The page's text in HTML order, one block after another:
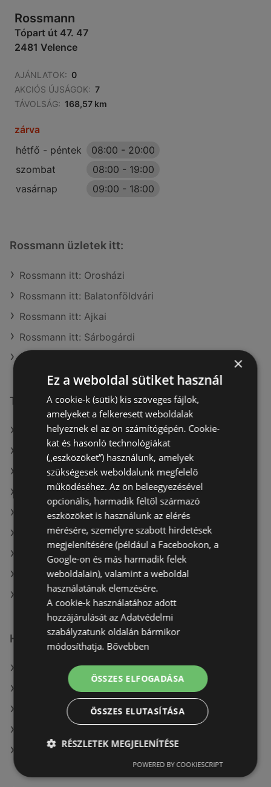
Rossmann
Tópart út 47. 47
2481 Velence
AJÁNLATOK: 0
AKCIÓS ÚJSÁGOK: 7
TÁVOLSÁG: 168,57 km
zárva
hétfő - péntek
08:00 - 20:00
szombat
08:00 - 19:00
vasárnap
09:00 - 18:00
Rossmann üzletek itt:
Rossmann itt: Orosházi
Rossmann itt: Balatonföldvári
Rossmann itt: Ajkai
Rossmann itt: Sárbogárdi
Rossmann itt: Téti
További linkek
A(z) Rossmann ajánlatai
A(z) Pingvin Patika ajánlatai
A(z) Kulcs patika ajánlatai
A(z) Avon aktuális akciós újságjai
A(z) Magnetic aktuális akciós újságjai
A(z) Kulcs patika aktuális akciós újságjai
A(z) goods market aktuális akciós újságjai
A(z) Benu Gyógyszertárak aktuális akciós újságjai
A(z) Rossmann üzletei itt: Sopron-Fertődi
Hasonló kiskereskedők
A(z) goods market ajánlatai
A(z) Alma Gyógyszertárak ajánlatai
A(z) Douglas ajánlatai
A(z) Gyöngy Patikak ajánlatai
×
Ez a weboldal sütiket használ
A cookie-k (sütik) kis szöveges fájlok,
amelyeket a felkeresett weboldalak
helyeznek el az ön számítógépén. Cookie-
kat és hasonló technológiákat
(„eszközöket”) használunk, amelyek
szükségesek weboldalunk megfelelő
működéséhez. Az ön beleegyezésével
opcionális, harmadik féltől származó
eszközöket is használunk az elérés
mérésére, személyre szabott hirdetések
megjelenítésére (például a Facebookon, a
Google-on és más harmadik felek
weboldalain), valamint a weboldal
használatának elemzésére.
A cookie-k használatához adott
hozzájárulását az Adatvédelmi
szabályzatunk oldalán bármikor
módosíthatja. Bővebben
ÖSSZES ELFOGADÁSA
ÖSSZES ELUTASÍTÁSA
RÉSZLETEK MEGJELENÍTÉSE
POWERED BY COOKIESCRIPT